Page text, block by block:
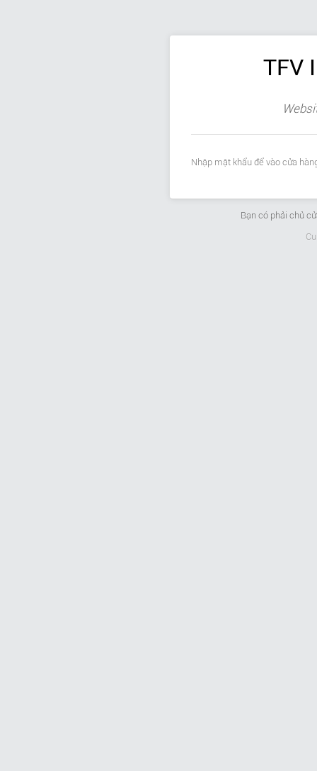
TFV
Nhập mật khẩu để vào cửa
Bạn có phải chủ